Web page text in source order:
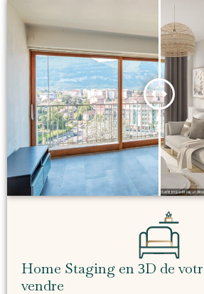
Home Staging en 3D de
vendre